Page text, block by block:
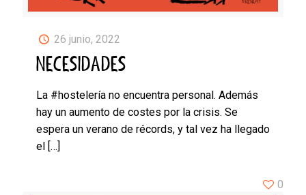
26 junio, 2022
NECESIDADES
La #hostelería no encuentra personal. Además
hay un aumento de costes por la crisis. Se
espera un verano de récords, y tal vez ha llegado
el
[…]
0